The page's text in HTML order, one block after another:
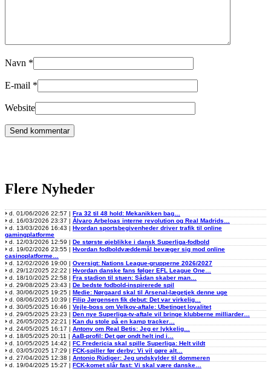
Navn *
E-mail *
Website
Flere Nyheder
d. 01/06/2026 22:57 | Fra 32 til 48 hold: Mekanikken bag…
d. 16/03/2026 23:37 | Álvaro Arbeloas interne revolution og Real Madrids…
d. 13/03/2026 16:43 | Hvordan sportsbegivenheder driver trafik til online
gamingplatforme
d. 12/03/2026 12:59 | De største øjeblikke i dansk Superliga-fodbold
d. 19/02/2026 23:55 | Hvordan fodboldvæddemål bevæger sig mod online
casinoplatforme…
d. 12/02/2026 19:00 | Oversigt: Nations League-grupperne 2026/2027
d. 29/12/2025 22:22 | Hvordan danske fans følger EFL League One…
d. 18/10/2025 22:58 | Fra stadion til stuen: Sådan skaber man…
d. 29/08/2025 23:43 | De bedste fodbold-inspirerede spil
d. 30/06/2025 19:25 | Medie: Nørgaard skal til Arsenal-lægetjek denne uge
d. 08/06/2025 10:39 | Filip Jørgensen fik debut: Det var virkelig…
d. 30/05/2025 16:46 | Vejle-boss om Velkov-aftale: Ubetinget loyalitet
d. 29/05/2025 23:23 | Den nye Superliga-tv-aftale vil bringe klubberne milliarder…
d. 26/05/2025 22:21 | Kan du stole på en kamp tracker…
d. 24/05/2025 16:17 | Antony om Real Betis: Jeg er lykkelig…
d. 18/05/2025 20:11 | AaB-profil: Det gør ondt helt ind i…
d. 10/05/2025 14:42 | FC Fredericia skal spille Superliga: Helt vildt
d. 03/05/2025 17:29 | FCK-spiller før derby: Vi vil gøre alt…
d. 27/04/2025 12:38 | Antonio Rüdiger: Jeg undskylder til dommeren
d. 19/04/2025 15:27 | FCK-komet slår fast: Vi skal være danske…